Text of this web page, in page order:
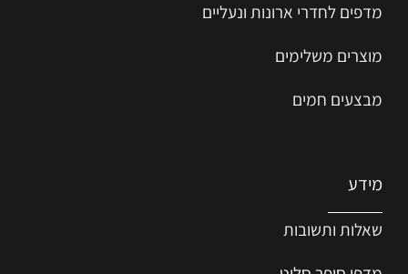
מדפים לחדרי ארונות ונעליים
מוצרים משלימים
מבצעים חמים
מידע
שאלות ותשובות